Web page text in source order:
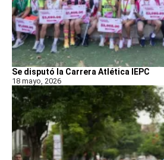
Se disputó la Carrera Atlética IEPC
18 mayo, 2026